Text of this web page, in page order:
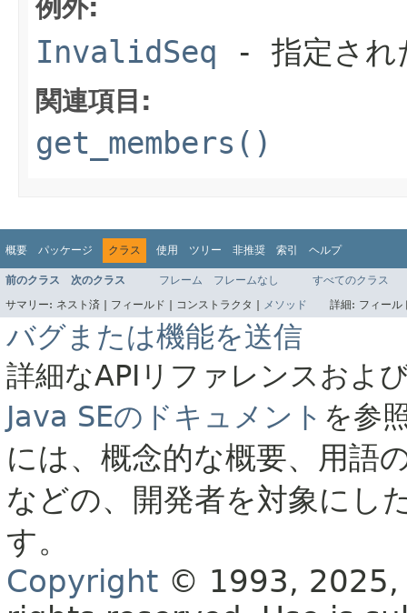
例外:
InvalidSeq - 指定され
関連項目:
get_members()
概要 パッケージ クラス 使用 ツリー 非推奨 索引 ヘルプ
前のクラス 次のクラス フレーム フレームなし
すべてのクラス
サマリー: ネスト済 | フィールド | コンストラクタ | メソッド 詳細: フィー
バグまたは機能を送信
詳細なAPIリファレンスおよ
Java SEのドキュメント を参
には、概念的な概要、用語
などの、開発者を対象にし
す。
Copyright © 1993,